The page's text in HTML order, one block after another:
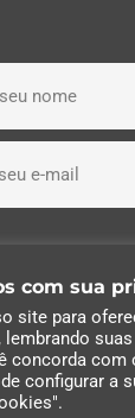
Soler, S.A
com sua
site para
concorda com
configurar a